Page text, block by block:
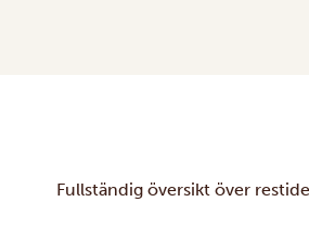
Fullständig översikt över